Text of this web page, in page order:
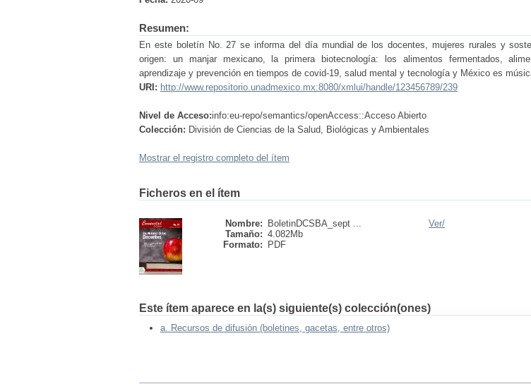
Resumen:
En este boletín No. 27 se informa del día mundial de los docentes, mujeres rurales y
origen: un manjar mexicano, la primera biotecnología: los alimentos fermentados,
aprendizaje y prevención en tiempos de covid-19, salud mental y tecnología y México es
URI: http://www.repositorio.unadmexico.mx:8080/xmlui/handle/123456789/239
Nivel de Acceso:info:eu-repo/semantics/openAccess::Acceso Abierto
Colección: División de Ciencias de la Salud, Biológicas y Ambientales
Mostrar el registro completo del ítem
Ficheros en el ítem
Nombre:
BoletinDCSBA_sept ...
Tamaño: 4.082Mb
Formato:
PDF
Ver/
Este ítem aparece en la(s) siguiente(s) colección(ones)
a. Recursos de difusión (boletines, gacetas, entre otros)